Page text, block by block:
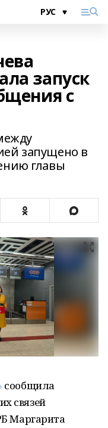
запуск
с
запущено в
главы
сообщила
связей
Маргарита